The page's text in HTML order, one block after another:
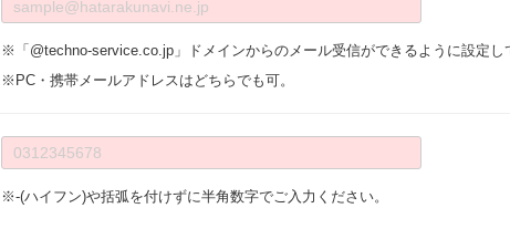
※「@techno-service.co.jp」ドメインからのメール受信ができるように設定し
※PC・携帯メールアドレスはどちらでも可。
※-(ハイフン)や括弧を付けずに半角数字でご入力ください。